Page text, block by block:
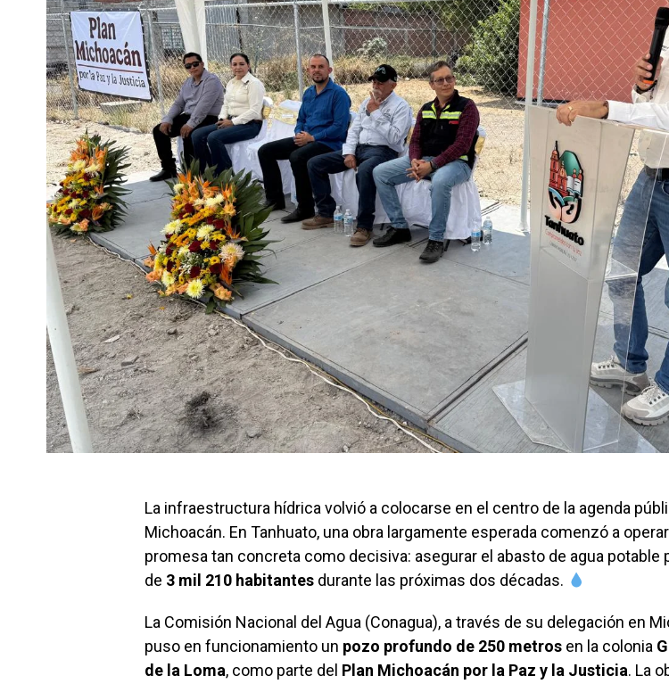
La infraestructura hídrica volvió a colocarse en el centro de la agenda
Michoacán. En Tanhuato, una obra largamente esperada comenzó a
promesa tan concreta como decisiva: asegurar el abasto de agua potable
de 3 mil 210 habitantes durante las próximas dos décadas.
La Comisión Nacional del Agua (Conagua), a través de su delegación en
puso en funcionamiento un pozo profundo de 250 metros en la colonia
de la Loma, como parte del Plan Michoacán por la Paz y la Justicia. La